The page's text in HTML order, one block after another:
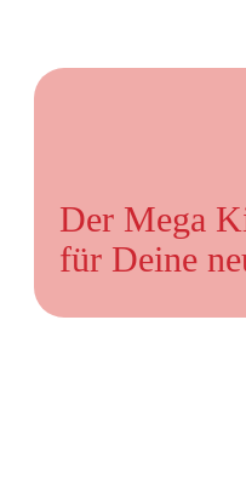
Der Mega
für Deine